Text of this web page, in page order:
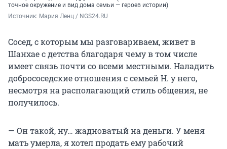
точное окружение и вид дома семьи — героев истории)
Источник: Мария Ленц / NGS24.RU
Сосед, с которым мы разговариваем, живет в
Шанхае с детства благодаря чему в том числе
имеет связь почти со всеми местными. Наладить
добрососедские отношения с семьей Н. у него,
несмотря на располагающий стиль общения, не
получилось.
— Он такой, ну… жадноватый на деньги. У меня
мать умерла, я хотел продать ему рабочий